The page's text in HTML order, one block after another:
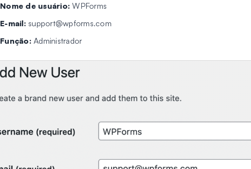
Nome de usuário: WPForms
E-mail: support@wpforms.com
Função: Administrador